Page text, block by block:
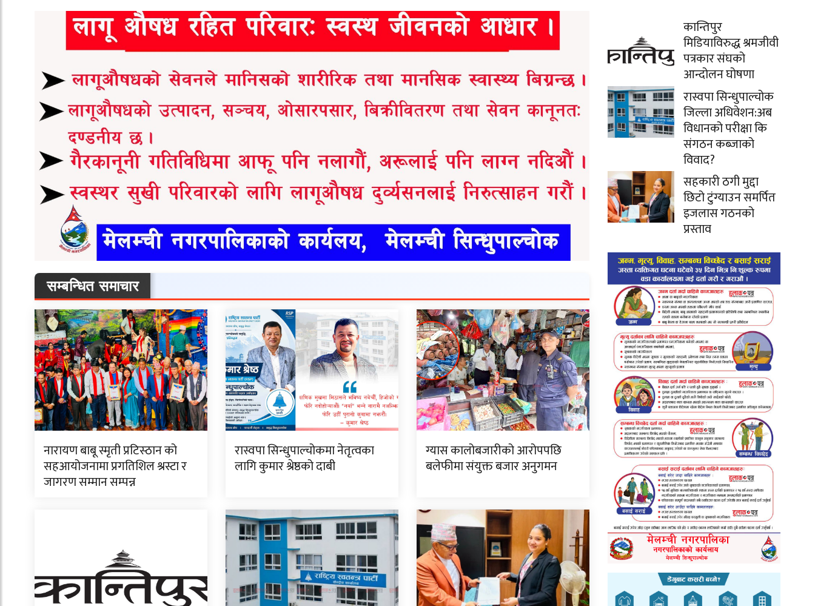
सम्बन्धित समाचार
नारायण बाबू स्मृती प्रटिस्ठान को
सहआयोजनामा प्रगतिशिल श्रस्टा र
जागरण सम्मान सम्पन्न
रास्वपा सिन्धुपाल्चोकमा नेतृत्वका
लागि कुमार श्रेष्ठको दाबी
ग्यास कालोबजारीको आरोपपछि
बलेफीमा संयुक्त बजार अनुगमन
कान्तिपुर
मिडियाविरुद्ध श्रमजीवी
पत्रकार संघको
आन्दोलन घोषणा
रास्वपा सिन्धुपाल्चोक
जिल्ला अधिवेशन:अब
विधानको परीक्षा कि
संगठन कब्जाको
विवाद?
सहकारी ठगी मुद्दा
छिटो टुंग्याउन समर्पित
इजलास गठनको
प्रस्ताव